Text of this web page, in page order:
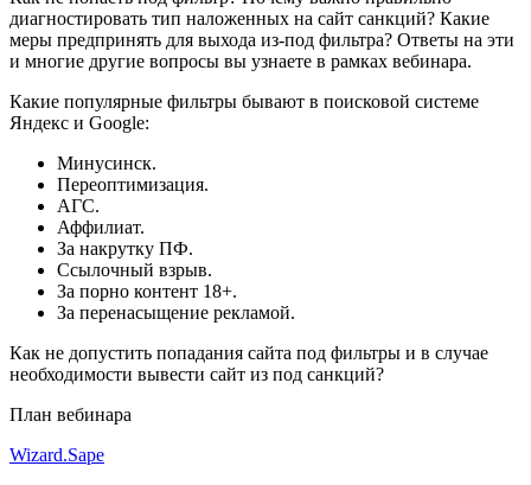
диагностировать тип наложенных на сайт санкций? Какие
меры предпринять для выхода из-под фильтра? Ответы на эти
и многие другие вопросы вы узнаете в рамках вебинара.
Какие популярные фильтры бывают в поисковой системе
Яндекс и Google:
Минусинск.
Переоптимизация.
АГС.
Аффилиат.
За накрутку ПФ.
Ссылочный взрыв.
За порно контент 18+.
За перенасыщение рекламой.
Как не допустить попадания сайта под фильтры и в случае
необходимости вывести сайт из под санкций?
План вебинара
Wizard.Sape